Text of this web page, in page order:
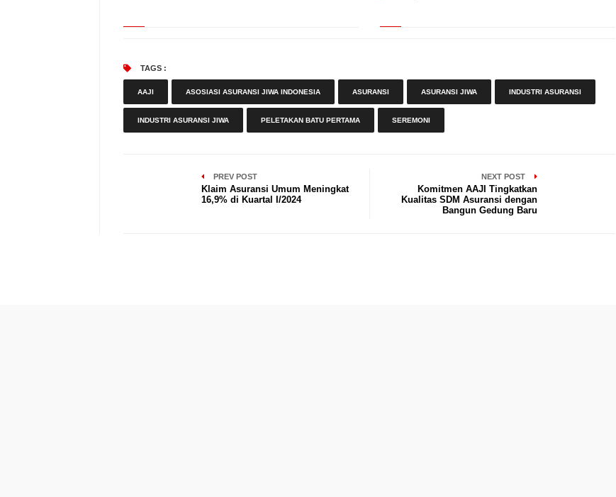
TAGS :
AAJI ASOSIASI ASURANSI JIWA INDONESIA ASURANSI ASURANSI JIWA INDUSTRI ASURANSI
INDUSTRI ASURANSI JIWA PELETAKAN BATU PERTAMA SEREMONI
PREV POST
Klaim Asuransi Umum Meningkat
16,9% di Kuartal I/2024
NEXT POST
Komitmen AAJI Tingkatkan
Kualitas SDM Asuransi dengan
Bangun Gedung Baru